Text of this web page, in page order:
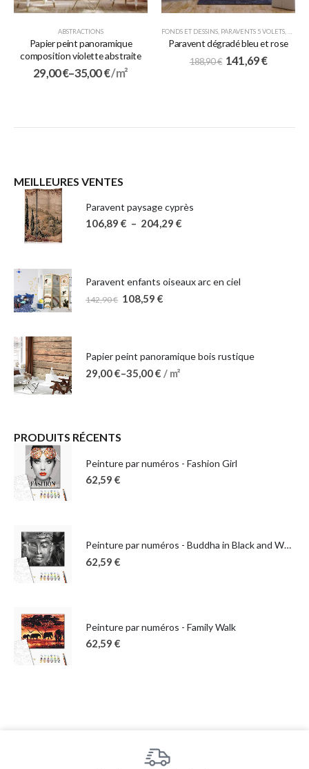
ABSTRACTIONS
Papier peint panoramique
composition violette abstraite
29,00€–35,00€/ m²
FONDS ET DESSINS PARAVENTS 5 VOLETS
Paravent dégradé bleu et rose
188,90€ 141,69€
MEILLEURES VENTES
Paravent paysage cyprès
106,89 € – 204,29 €
Paravent enfants oiseaux arc en ciel
142,90€ 108,59 €
Papier peint panoramique bois rustique
29,00€–35,00€ / m²
PRODUITS RÉCENTS
Peinture par numéros - Fashion Girl
62,59 €
Peinture par numéros - Buddha in Black and White
62,59 €
Peinture par numéros - Family Walk
62,59 €